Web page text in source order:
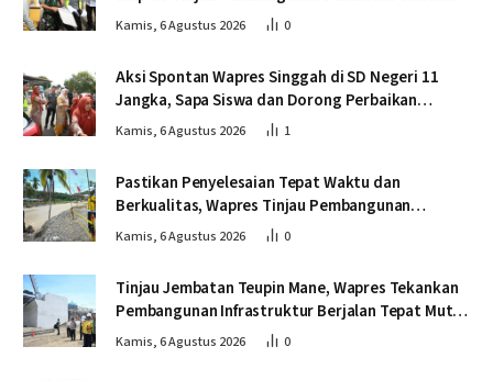
Kendawi
Kamis, 6 Agustus 2026 0
Aksi Spontan Wapres Singgah di SD Negeri 11
Jangka, Sapa Siswa dan Dorong Perbaikan
Sekolah
Kamis, 6 Agustus 2026 1
Pastikan Penyelesaian Tepat Waktu dan
Berkualitas, Wapres Tinjau Pembangunan
Jembatan Lumut
Kamis, 6 Agustus 2026 0
Tinjau Jembatan Teupin Mane, Wapres Tekankan
Pembangunan Infrastruktur Berjalan Tepat Mutu
dan Tepat Waktu
Kamis, 6 Agustus 2026 0